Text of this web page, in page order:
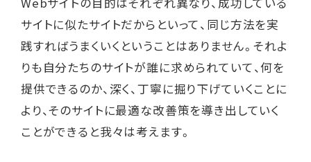
サイトに似たサイトだからといって、同じ方法を実
践すればうまくいくということはありません。それよ
りも自分たちのサイトが誰に求められていて、何を
提供できるのか、深く、丁寧に掘り下げていくことに
より、そのサイトに最適な改善策を導き出していく
ことができると我々は考えます。